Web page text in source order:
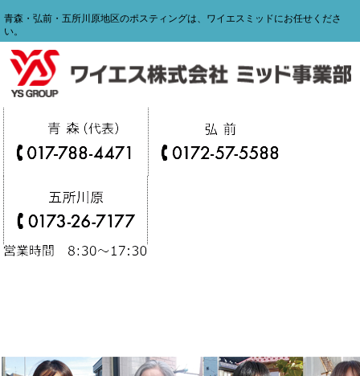
青森・弘前・五所川原地区のポスティングは、ワイエスミッドにお任せくださ
い。